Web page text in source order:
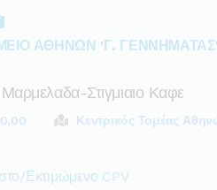
ΑΘΗΝΩΝ 'Γ. ΓΕΝΝΗΜΑΤΑΣ'
Στιγμιαιο Καφε
0,00 Κεντρικός Τομέας
Εκτιμώμενο CPV